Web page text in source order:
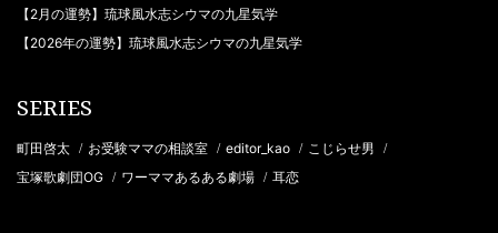
【2月の運勢】琉球風水志シウマの九星気学
【2026年の運勢】琉球風水志シウマの九星気学
SERIES
町田啓太 / お受験ママの相談室 / editor_kao / こじらせ男 /
宝塚歌劇団OG / ワーママあるある劇場 / 耳恋